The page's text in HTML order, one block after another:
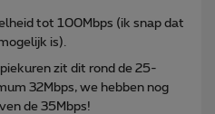
tot 100Mbps (ik snap dat
is).
zit dit rond de 25-
32Mbps, we hebben nog
de 35Mbps!